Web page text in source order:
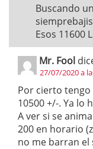
Buscando
Esos 11600
Mr. Fool
27/07/2020 a
Por cierto tengo
10500 +/-. Ya lo
A ver si se
200 en horario
no me barran el